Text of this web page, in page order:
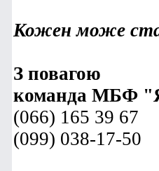
Кожен може
З повагою
команда МБФ
(066) 165 39 67
(099) 038-17-50